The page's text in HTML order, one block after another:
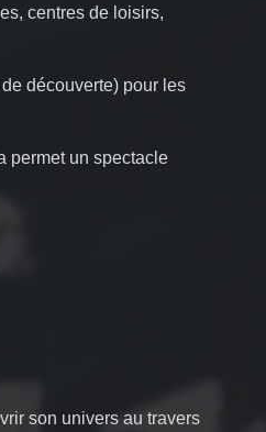
centres de loisirs,
découverte) pour les
permet un spectacle
son univers au travers